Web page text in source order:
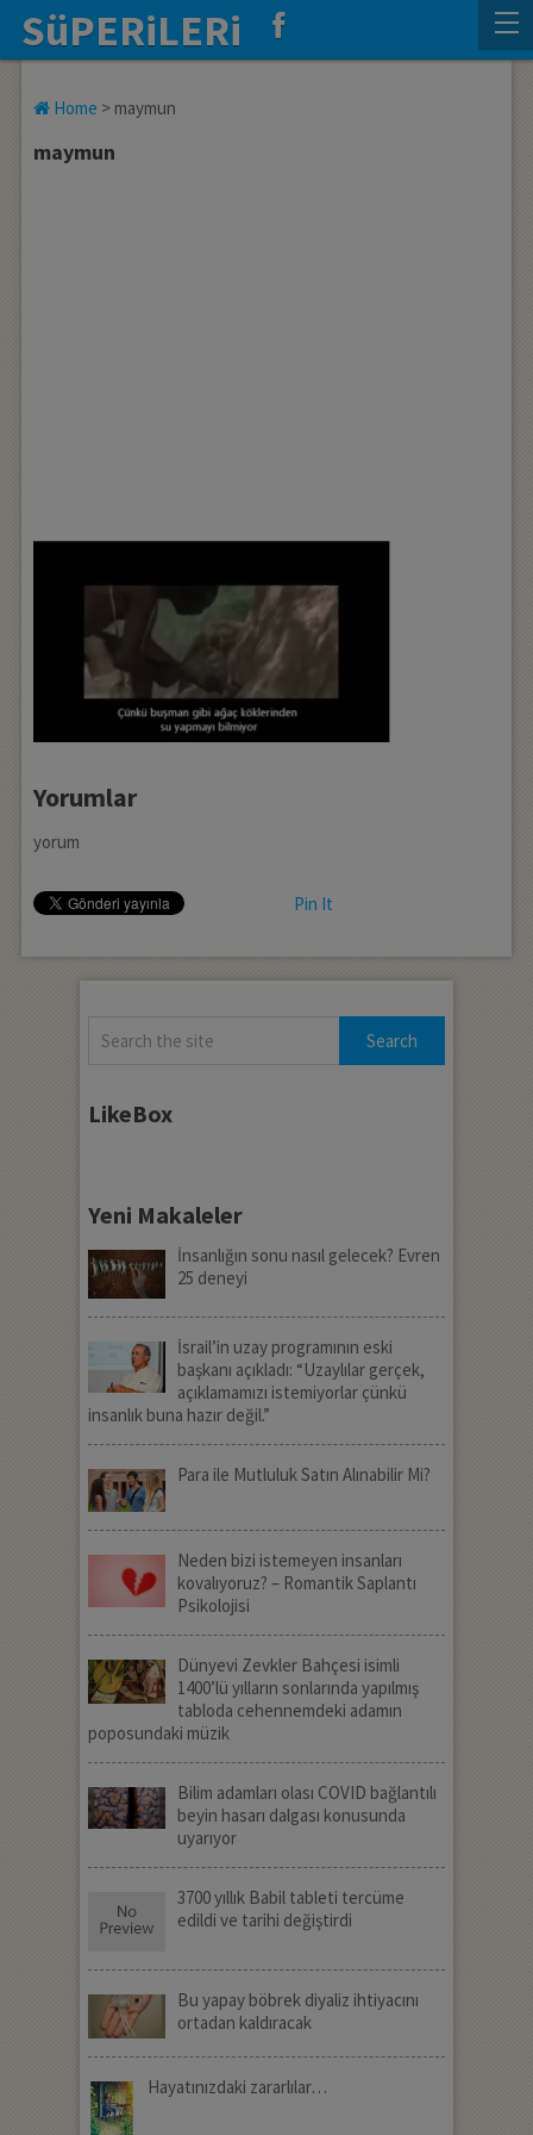
SüPERiLERi
Home > maymun
maymun
Yorumlar
yorum
Pin It
LikeBox
Yeni Makaleler
İnsanlığın sonu nasıl gelecek? Evren
25 deneyi
İsrail’in uzay programının eski
başkanı açıkladı: “Uzaylılar gerçek,
açıklamamızı istemiyorlar çünkü
insanlık buna hazır değil.”
Para ile Mutluluk Satın Alınabilir Mi?
Neden bizi istemeyen insanları
kovalıyoruz? – Romantik Saplantı
Psikolojisi
Dünyevi Zevkler Bahçesi isimli
1400’lü yılların sonlarında yapılmış
tabloda cehennemdeki adamın
poposundaki müzik
Bilim adamları olası COVID bağlantılı
beyin hasarı dalgası konusunda
uyarıyor
3700 yıllık Babil tableti tercüme
edildi ve tarihi değiştirdi
Bu yapay böbrek diyaliz ihtiyacını
ortadan kaldıracak
Hayatınızdaki zararlılar…